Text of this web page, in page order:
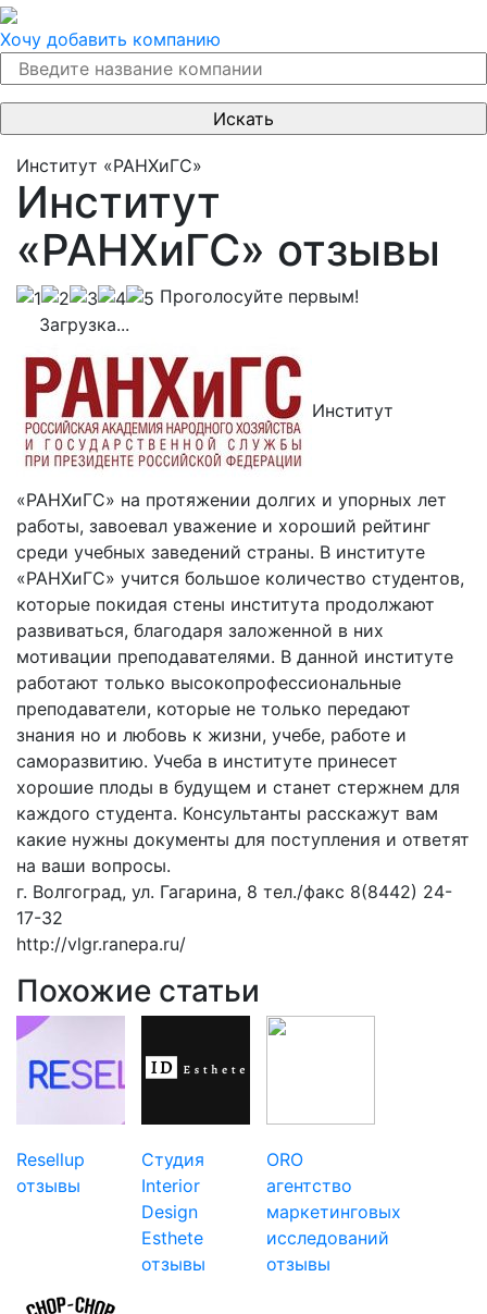
Хочу добавить компанию
Институт «РАНХиГС»
Институт
«РАНХиГС» отзывы
Проголосуйте первым!
Загрузка...
Институт
«РАНХиГС» на протяжении долгих и упорных лет
работы, завоевал уважение и хороший рейтинг
среди учебных заведений страны. В институте
«РАНХиГС» учится большое количество студентов,
которые покидая стены института продолжают
развиваться, благодаря заложенной в них
мотивации преподавателями. В данной институте
работают только высокопрофессиональные
преподаватели, которые не только передают
знания но и любовь к жизни, учебе, работе и
саморазвитию. Учеба в институте принесет
хорошие плоды в будущем и станет стержнем для
каждого студента. Консультанты расскажут вам
какие нужны документы для поступления и ответят
на ваши вопросы.
г. Волгоград, ул. Гагарина, 8 тел./факс 8(8442) 24-
17-32
http://vlgr.ranepa.ru/
Похожие статьи
Resellup
отзывы
Студия
Interior
Design
Esthete
отзывы
ORO
агентство
маркетинговых
исследований
отзывы